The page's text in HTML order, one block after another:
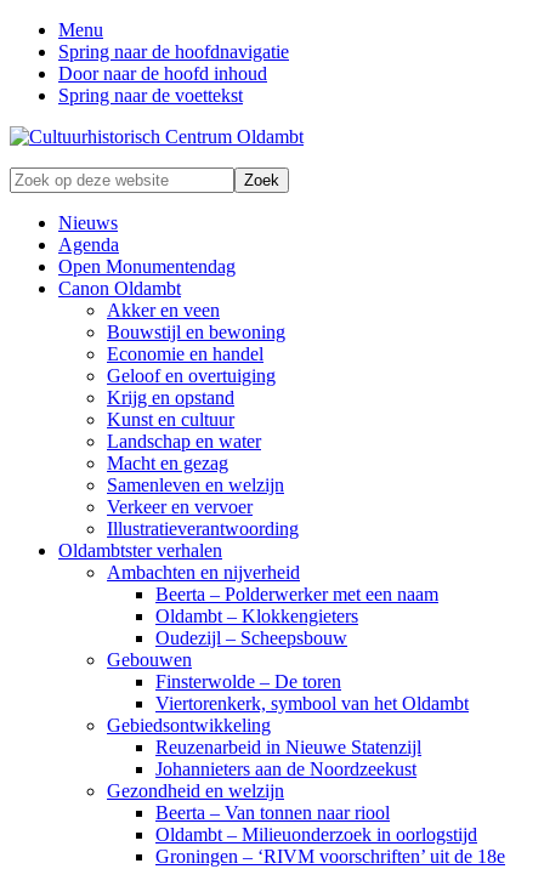
Menu
Spring naar de hoofdnavigatie
Door naar de hoofd inhoud
Spring naar de voettekst
Zonder
verleden
geen
toekomst
Zoek
op
deze
website
Nieuws
Agenda
Open Monumentendag
Canon Oldambt
Akker en veen
Bouwstijl en bewoning
Economie en handel
Geloof en overtuiging
Krijg en opstand
Kunst en cultuur
Landschap en water
Macht en gezag
Samenleven en welzijn
Verkeer en vervoer
Illustratieverantwoording
Oldambtster verhalen
Ambachten en nijverheid
Beerta – Polderwerker met een naam
Oldambt – Klokkengieters
Oudezijl – Scheepsbouw
Gebouwen
Finsterwolde – De toren
Viertorenkerk, symbool van het Oldambt
Gebiedsontwikkeling
Reuzenarbeid in Nieuwe Statenzijl
Johannieters aan de Noordzeekust
Gezondheid en welzijn
Beerta – Van tonnen naar riool
Oldambt – Milieuonderzoek in oorlogstijd
Groningen – ‘RIVM voorschriften’ uit de 18e